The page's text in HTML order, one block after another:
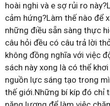
hoài nghi và e sợ rủi ro
cảm hứng?Làm thế nào để
những điều sẵn sàng thực
câu hỏi đều có câu trả lời
không đồng nghĩa với việc
sách này xong là có thể
nguồn lực sáng tạo trong
thế giới.Những bí kíp đó chỉ